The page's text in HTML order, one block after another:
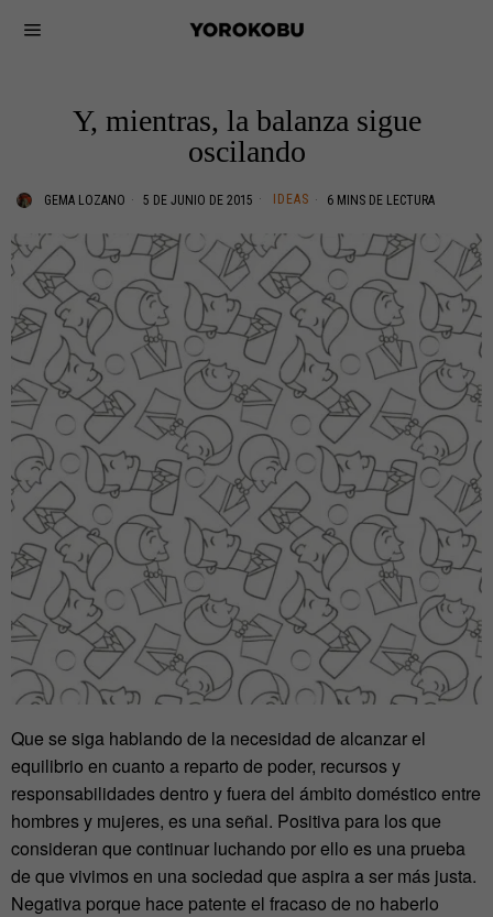
Y, mientras, la balanza sigue
oscilando
GEMA LOZANO 5 DE JUNIO DE 2015 IDEAS 6 MINS DE LECTURA
Que se siga hablando de la necesidad de alcanzar el
equilibrio en cuanto a reparto de poder, recursos y
responsabilidades dentro y fuera del ámbito doméstico entre
hombres y mujeres, es una señal. Positiva para los que
consideran que continuar luchando por ello es una prueba
de que vivimos en una sociedad que aspira a ser más justa.
Negativa porque hace patente el fracaso de no haberlo